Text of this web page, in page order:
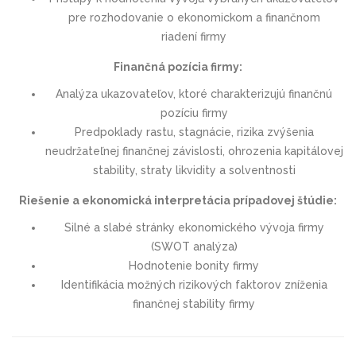
pre rozhodovanie o ekonomickom a finančnom
riadení firmy
Finančná pozícia firmy:
Analýza ukazovateľov, ktoré charakterizujú finančnú
pozíciu firmy
Predpoklady rastu, stagnácie, rizika zvýšenia
neudržateľnej finančnej závislosti, ohrozenia kapitálovej
stability, straty likvidity a solventnosti
Riešenie a ekonomická interpretácia prípadovej štúdie:
Silné a slabé stránky ekonomického vývoja firmy
(SWOT analýza)
Hodnotenie bonity firmy
Identifikácia možných rizikových faktorov zníženia
finančnej stability firmy